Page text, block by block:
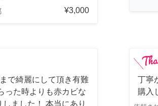
¥3,000
で綺麗にして頂き有難
った時よりも赤カビな
ました！ 本当にあり
丁寧
購入